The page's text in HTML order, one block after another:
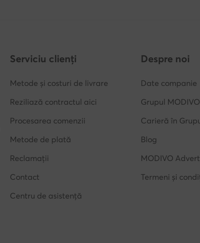
Serviciu clienți
Metode și costuri de livrare
Reziliază contractul aici
Procesarea comenzii
Metode de plată
Reclamații
Contact
Centru de asistență
Despre noi
Date companie
Grupul MODIVO
Carieră în
Blog
MODIVO
Termeni și